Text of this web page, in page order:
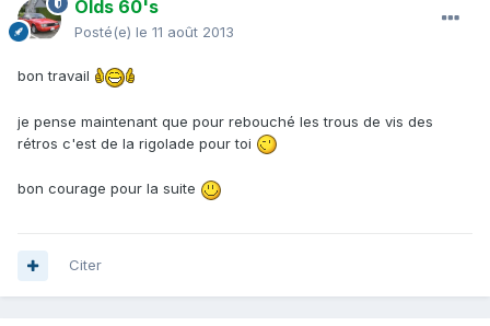
Olds 60's
Posté(e) le 11 août 2013
bon travail
je pense maintenant que pour rebouché les trous de vis des
rétros c'est de la rigolade pour toi
bon courage pour la suite
Citer